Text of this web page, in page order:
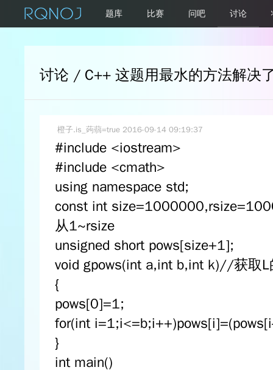
题库 比赛 问吧 讨论
讨论 / C++ 这题用最水的方法解决
橙子.is_蒟蒻=true 2016-09-14 09:19:37
#include <iostream>
#include <cmath>
using namespace std;
const int
从1~rsize
unsigned short pows[size+1];
void gpows(int a,int b,int k)//获取
{
pows[0]=1;
for(int
}
int main()